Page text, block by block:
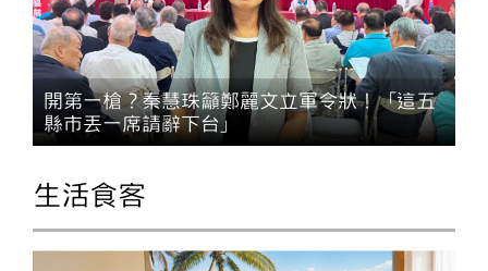
開第一槍？秦慧珠籲鄭麗文立軍令狀！「這五
縣市丟一席請辭下台」
生活食客